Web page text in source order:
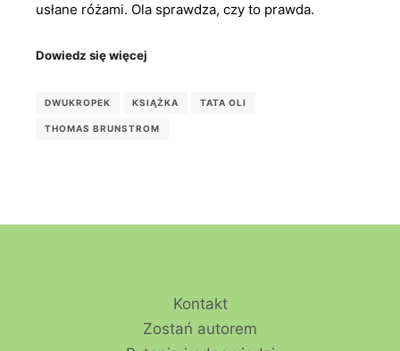
usłane różami. Ola sprawdza, czy to prawda.
Dowiedz się więcej
DWUKROPEK KSIĄŻKA TATA OLI
THOMAS BRUNSTROM
Kontakt
Zostań autorem